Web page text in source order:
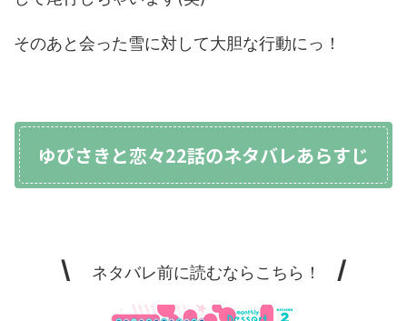
そのあと会った雪に対して大胆な行動にっ！
ゆびさきと恋々22話のネタバレあらすじ
\ ネタバレ前に読むならこちら！ /